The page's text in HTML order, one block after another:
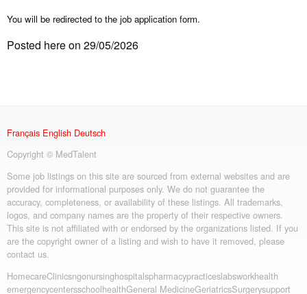
You will be redirected to the job application form.
Posted here on 29/05/2026
Français English Deutsch
Copyright © MedTalent
Some job listings on this site are sourced from external websites and are
provided for informational purposes only. We do not guarantee the
accuracy, completeness, or availability of these listings. All trademarks,
logos, and company names are the property of their respective owners.
This site is not affiliated with or endorsed by the organizations listed. If you
are the copyright owner of a listing and wish to have it removed, please
contact us.
HomecareClinicsngonursinghospitalspharmacypracticeslabsworkhealth
emergencycentersschoolhealthGeneral MedicineGeriatricsSurgerysupport